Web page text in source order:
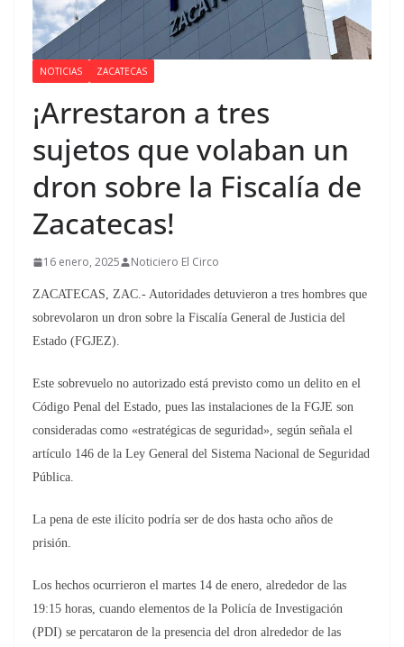
NOTICIAS ZACATECAS
¡Arrestaron a tres
sujetos que volaban un
dron sobre la Fiscalía de
Zacatecas!
16 enero, 2025 Noticiero El Circo
ZACATECAS, ZAC.- Autoridades detuvieron a tres hombres que
sobrevolaron un dron sobre la Fiscalía General de Justicia del
Estado (FGJEZ).
Este sobrevuelo no autorizado está previsto como un delito en el
Código Penal del Estado, pues las instalaciones de la FGJE son
consideradas como «estratégicas de seguridad», según señala el
artículo 146 de la Ley General del Sistema Nacional de Seguridad
Pública.
La pena de este ilícito podría ser de dos hasta ocho años de
prisión.
Los hechos ocurrieron el martes 14 de enero, alrededor de las
19:15 horas, cuando elementos de la Policía de Investigación
(PDI) se percataron de la presencia del dron alrededor de las